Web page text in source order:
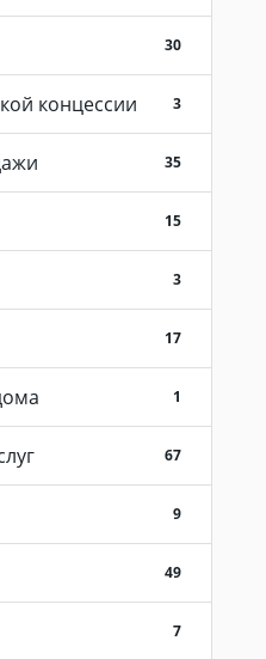
30
концессии 3
35
15
3
17
1
67
9
49
7